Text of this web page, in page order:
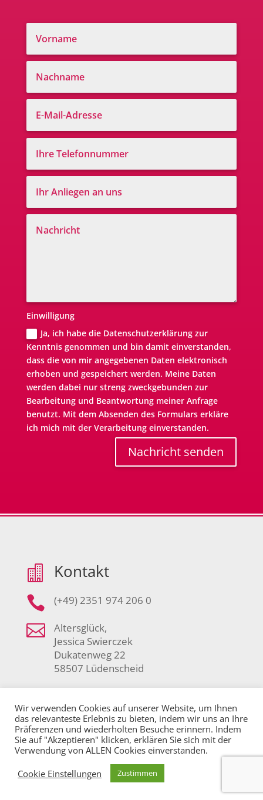
Einwilligung
Ja, ich habe die Datenschutzerklärung zur
Kenntnis genommen und bin damit einverstanden,
dass die von mir angegebenen Daten elektronisch
erhoben und gespeichert werden. Meine Daten
werden dabei nur streng zweckgebunden zur
Bearbeitung und Beantwortung meiner Anfrage
benutzt. Mit dem Absenden des Formulars erkläre
ich mich mit der Verarbeitung einverstanden.
Nachricht senden
 Kontakt
 (+49) 2351 974 206 0

Altersglück,
Jessica Swierczek
Dukatenweg 22
58507 Lüdenscheid
Bürozeiten

Montag bis Freitag
08:30 Uhr bis 18:00 Uhr
Termine nach Absprache
Zum Kontaktformular
Wir verwenden Cookies auf unserer Website, um Ihnen
das relevanteste Erlebnis zu bieten, indem wir uns an Ihre
Präferenzen und wiederholten Besuche erinnern. Indem
Sie auf "Akzeptieren" klicken, erklären Sie sich mit der
Verwendung von ALLEN Cookies einverstanden.
Cookie Einstellungen
Zustimmen